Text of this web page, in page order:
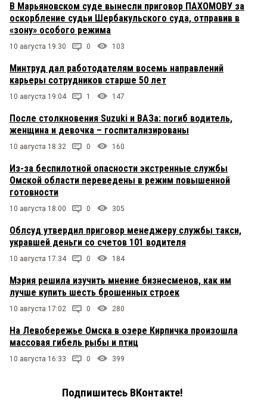
В Марьяновском суде вынесли приговор ПАХОМОВУ за
оскорбление судьи Шербакульского суда, отправив в
«зону» особого режима
10 августа 19:30 0 103
Минтруд дал работодателям восемь направлений
карьеры сотрудников старше 50 лет
10 августа 19:04 1 147
После столкновения Suzuki и ВАЗа: погиб водитель,
женщина и девочка – госпитализированы
10 августа 18:32 0 160
Из-за беспилотной опасности экстренные службы
Омской области переведены в режим повышенной
готовности
10 августа 18:00 0 305
Облсуд утвердил приговор менеджеру службы такси,
укравшей деньги со счетов 101 водителя
10 августа 17:34 0 184
Мэрия решила изучить мнение бизнесменов, как им
лучше купить шесть брошенных строек
10 августа 17:02 0 280
На Левобережье Омска в озере Кирпичка произошла
массовая гибель рыбы и птиц
10 августа 16:33 0 399
Подпишитесь ВКонтакте!